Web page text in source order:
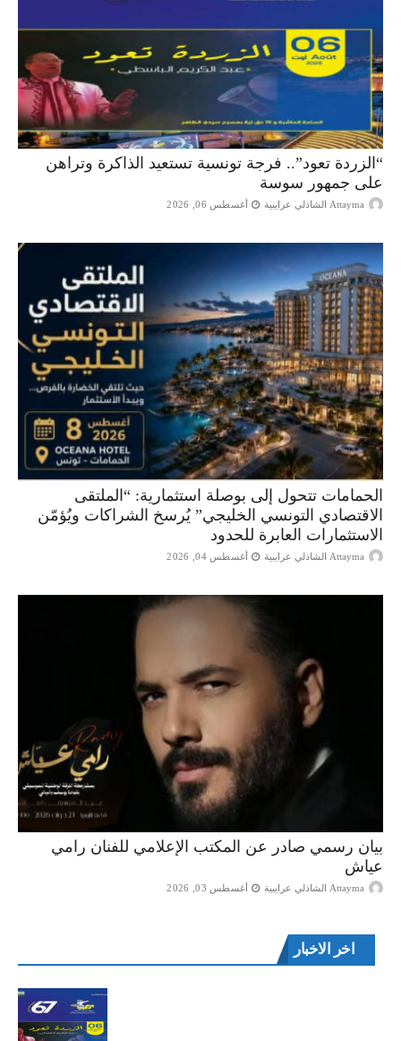
“الزردة تعود”.. فرجة تونسية تستعيد الذاكرة وتراهن
على جمهور سوسة
Attayma الشاذلي عرايبية أغسطس 06, 2026
الحمامات تتحول إلى بوصلة استثمارية: “الملتقى
الاقتصادي التونسي الخليجي” يُرسخ الشراكات ويُؤمّن
الاستثمارات العابرة للحدود
Attayma الشاذلي عرايبية أغسطس 04, 2026
بيان رسمي صادر عن المكتب الإعلامي للفنان رامي
عياش
Attayma الشاذلي عرايبية أغسطس 03, 2026
اخر الاخبار